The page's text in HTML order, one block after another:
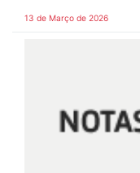
13 de Março de 2026